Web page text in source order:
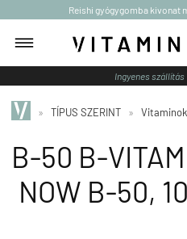
Reishi gyógygomba kivonat
Ingyenes
» TÍPUS SZERINT »
B-50 B-
NOW B-50,